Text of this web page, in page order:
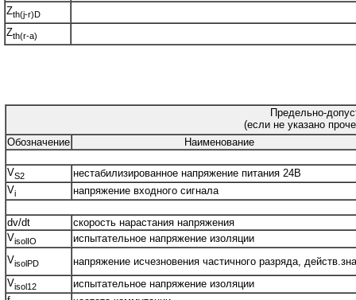
Zth(j-r)D
Zth(r-a)
Предельно-
(если не указано
Обозначение
Наименование
VS2
нестабилизированное напряжение питания 24В
Vi напряжение входного сигнала
dv/dt
скорость нарастания напряжения
VisolIO
испытательное напряжение изоляции
VisolPD
напряжение исчезновения частичного разряда,
Visol12
испытательное напряжение изоляции